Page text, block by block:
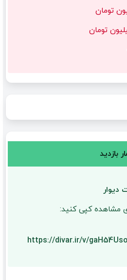
بازدید
دیوار
مشاهده کپی کنید:
https://divar.ir/v/gaH54Uso